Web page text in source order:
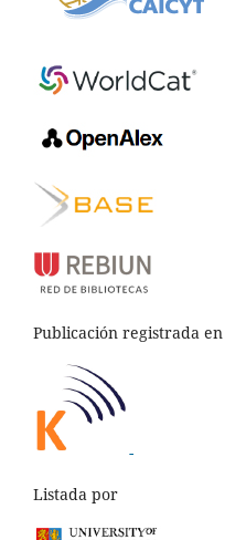
Publicación registrada en
-
Listada por